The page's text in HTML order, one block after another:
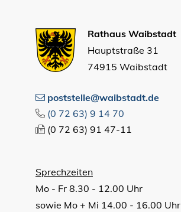
Rathaus Waibstadt
Hauptstraße 31
74915 Waibstadt
poststelle@waibstadt.de
(0 72 63) 9 14 70
(0 72 63) 91 47-11
Sprechzeiten
Mo - Fr 8.30 - 12.00 Uhr
sowie Mo + Mi 14.00 - 16.00 Uhr